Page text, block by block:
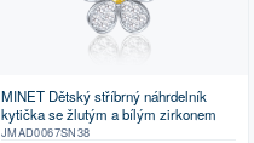
MINET Dětský stříbrný náhrdelník
kytička se žlutým a bílým zirkonem
JMAD0067SN38